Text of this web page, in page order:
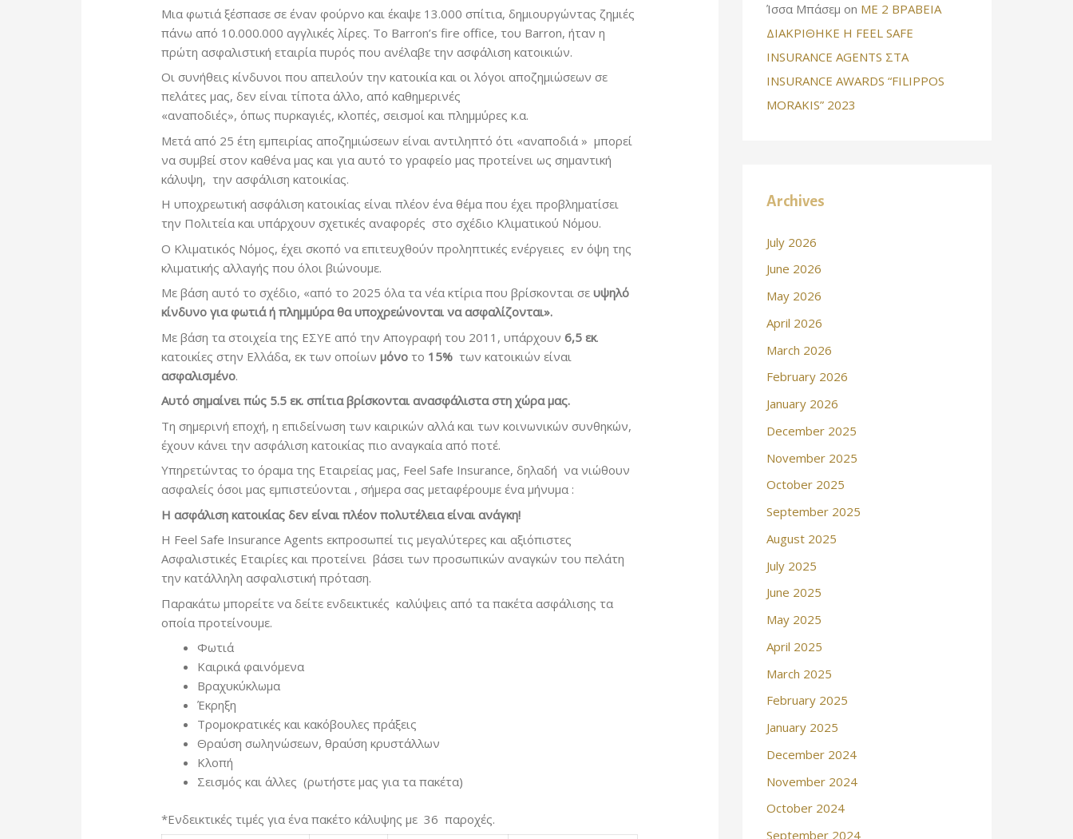
Μια φωτιά ξέσπασε σε έναν φούρνο και έκαψε 13.000 σπίτια, δημιουργώντας ζημιές
πάνω από 10.000.000 αγγλικές λίρες. Το Barron’s fire office, του Barron, ήταν η
πρώτη ασφαλιστική εταιρία πυρός που ανέλαβε την ασφάλιση κατοικιών.
Οι συνήθεις κίνδυνοι που απειλούν την κατοικία και οι λόγοι αποζημιώσεων σε
πελάτες μας, δεν είναι τίποτα άλλο, από καθημερινές
«αναποδιές», όπως πυρκαγιές, κλοπές, σεισμοί και πλημμύρες κ.α.
Μετά από 25 έτη εμπειρίας αποζημιώσεων είναι αντιληπτό ότι «αναποδιά » μπορεί
να συμβεί στον καθένα μας και για αυτό το γραφείο μας προτείνει ως σημαντική
κάλυψη, την ασφάλιση κατοικίας.
Η υποχρεωτική ασφάλιση κατοικίας είναι πλέον ένα θέμα που έχει προβληματίσει
την Πολιτεία και υπάρχουν σχετικές αναφορές στο σχέδιο Κλιματικού Νόμου.
Ο Κλιματικός Νόμος, έχει σκοπό να επιτευχθούν προληπτικές ενέργειες εν όψη της
κλιματικής αλλαγής που όλοι βιώνουμε.
Με βάση αυτό το σχέδιο, «από το 2025 όλα τα νέα κτίρια που βρίσκονται σευψηλό
κίνδυνο για φωτιά ή πλημμύρα θα υποχρεώνονται να ασφαλίζονται».
Με βάση τα στοιχεία της ΕΣΥΕ από την Απογραφή του 2011, υπάρχουν6,5 εκ.
κατοικίες στην Ελλάδα, εκ των οποίωνμόνο το 15% των κατοικιών είναι
ασφαλισμένο.
Αυτό σημαίνει πώς 5.5 εκ. σπίτια βρίσκονται ανασφάλιστα στη χώρα μας.
Τη σημερινή εποχή, η επιδείνωση των καιρικών αλλά και των κοινωνικών συνθηκών,
έχουν κάνει την ασφάλιση κατοικίας πιο αναγκαία από ποτέ.
Υπηρετώντας το όραμα της Εταιρείας μας, Feel Safe Insurance, δηλαδή να νιώθουν
ασφαλείς όσοι μας εμπιστεύονται , σήμερα σας μεταφέρουμε ένα μήνυμα :
H ασφάλιση κατοικίας δεν είναι πλέον πολυτέλεια είναι ανάγκη!
Η Feel Safe Insurance Agents εκπροσωπεί τις μεγαλύτερες και αξιόπιστες
Ασφαλιστικές Εταιρίες και προτείνει βάσει των προσωπικών αναγκών του πελάτη
την κατάλληλη ασφαλιστική πρόταση.
Παρακάτω μπορείτε να δείτε ενδεικτικές καλύψεις από τα πακέτα ασφάλισης τα
οποία προτείνουμε.
Φωτιά
Καιρικά φαινόμενα
Βραχυκύκλωμα
Έκρηξη
Τρομοκρατικές και κακόβουλες πράξεις
Θραύση σωληνώσεων, θραύση κρυστάλλων
Κλοπή
Σεισμός και άλλες (ρωτήστε μας για τα πακέτα)
*Ενδεικτικές τιμές για ένα πακέτο κάλυψης με 36 παροχές.
Ίσσα Μπάσεμ on ΜΕ 2 ΒΡΑΒΕΙΑ
ΔΙΑΚΡΙΘΗΚΕ Η FEEL SAFE
INSURANCE AGENTS ΣΤΑ
INSURANCE AWARDS “FILIPPOS
MORAKIS” 2023
Archives
July 2026
June 2026
May 2026
April 2026
March 2026
February 2026
January 2026
December 2025
November 2025
October 2025
September 2025
August 2025
July 2025
June 2025
May 2025
April 2025
March 2025
February 2025
January 2025
December 2024
November 2024
October 2024
September 2024